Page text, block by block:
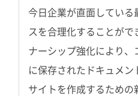
今日企業が直面している
スを合理化することが
ナーシップ強化により
に保存されたドキュメ
サイトを作成するため